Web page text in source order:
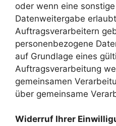
oder wenn eine
Datenweitergabe
Auftragsverarbeitern
personenbezogene
auf Grundlage eines
Auftragsverarbeitung
gemeinsamen
über gemeinsame
Widerruf Ihrer